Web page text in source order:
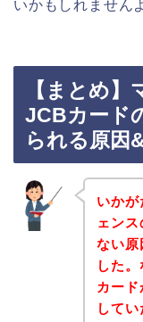
いかもしれません
【まとめ
JCBカード
られる原因
いか
ェン
ない原
した
カー
してい